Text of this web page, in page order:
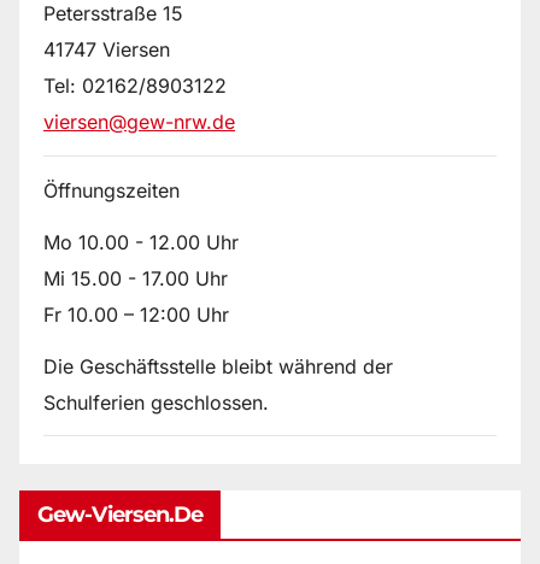
Petersstraße 15
41747 Viersen
Tel: 02162/8903122
viersen@gew-nrw.de
Öffnungszeiten
Mo 10.00 - 12.00 Uhr
Mi 15.00 - 17.00 Uhr
Fr 10.00 – 12:00 Uhr
Die Geschäftsstelle bleibt während der
Schulferien geschlossen.
Gew-Viersen.de